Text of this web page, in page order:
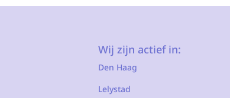
Wij zijn actief in:
Den Haag
Lelystad